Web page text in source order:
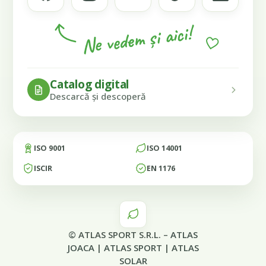
Ne vedem și aici!
Catalog digital
Descarcă și descoperă
ISO 9001
ISO 14001
ISCIR
EN 1176
© ATLAS SPORT S.R.L. – ATLAS
JOACA| ATLAS SPORT | ATLAS
SOLAR